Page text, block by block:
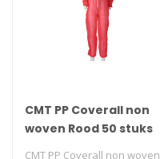
CMT PP Coverall non
woven Rood 50 stuks
CMT PP Coverall non woven